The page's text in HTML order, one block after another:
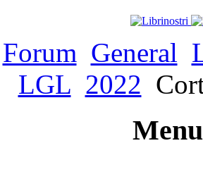
Forum General
LGL 2022